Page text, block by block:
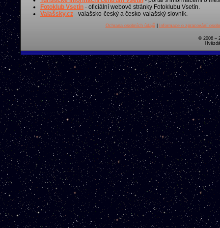
Fotoklub Vsetín - oficiální webové stránky Fotoklubu Vsetín.
Valašsky.cz - valašsko-český a česko-valašský slovník.
Ochrana osobních údajů| Informace o zpracování
© 2006 –